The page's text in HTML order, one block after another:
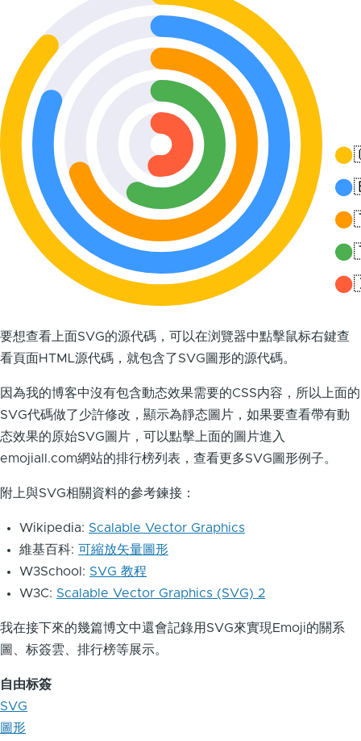
要想查看上面SVG的源代碼，可以在浏覽器中點擊鼠标右鍵查
看頁面HTML源代碼，就包含了SVG圖形的源代碼。
因為我的博客中沒有包含動态效果需要的CSS内容，所以上面的
SVG代碼做了少許修改，顯示為靜态圖片，如果要查看帶有動
态效果的原始SVG圖片，可以點擊上面的圖片進入
emojiall.com網站的排行榜列表，查看更多SVG圖形例子。
附上與SVG相關資料的參考鍊接：
Wikipedia: Scalable Vector Graphics
維基百科: 可縮放矢量圖形
W3School: SVG 教程
W3C: Scalable Vector Graphics (SVG) 2
我在接下來的幾篇博文中還會記錄用SVG來實現Emoji的關系
圖、标簽雲、排行榜等展示。
自由标簽
SVG
圖形